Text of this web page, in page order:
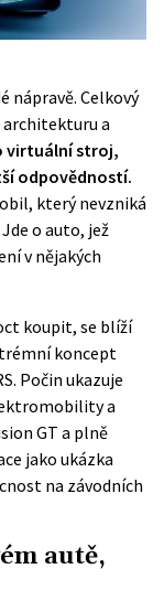
nápravě. Celkový
architekturu a
virtuální stroj,
odpovědností.
který nevzniká
o auto, jež
v nějakých
koupit, se blíží
koncept
Počin ukazuje
a
GT a plně
jako ukázka
na závodních
autě,